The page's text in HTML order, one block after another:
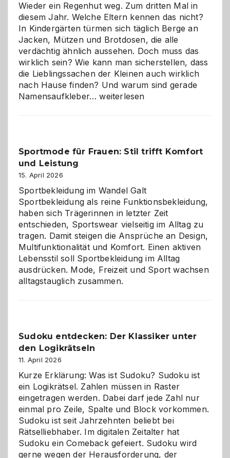
Wieder ein Regenhut weg. Zum dritten Mal in
diesem Jahr. Welche Eltern kennen das nicht?
In Kindergärten türmen sich täglich Berge an
Jacken, Mützen und Brotdosen, die alle
verdächtig ähnlich aussehen. Doch muss das
wirklich sein? Wie kann man sicherstellen, dass
die Lieblingssachen der Kleinen auch wirklich
nach Hause finden? Und warum sind gerade
Namensaufkleber…Namensaufkleber
gegen
Chaos
weiterlesen
Sportmode für Frauen: Stil trifft Komfort
und Leistung
15. April 2026
Sportbekleidung im Wandel Galt
Sportbekleidung als reine Funktionsbekleidung,
haben sich Trägerinnen in letzter Zeit
entschieden, Sportswear vielseitig im Alltag zu
tragen. Damit steigen die Ansprüche an Design,
Multifunktionalität und Komfort. Einen aktiven
Lebensstil soll Sportbekleidung im Alltag
ausdrücken. Mode, Freizeit und Sport wachsen
alltagstauglich zusammen.
Sudoku entdecken: Der Klassiker unter
den Logikrätseln
11. April 2026
Kurze Erklärung: Was ist Sudoku? Sudoku ist
ein Logikrätsel. Zahlen müssen in Raster
eingetragen werden. Dabei darf jede Zahl nur
einmal pro Zeile, Spalte und Block vorkommen.
Sudoku ist seit Jahrzehnten beliebt bei
Rätselliebhaber. Im digitalen Zeitalter hat
Sudoku ein Comeback gefeiert. Sudoku wird
gerne wegen der Herausforderung, der